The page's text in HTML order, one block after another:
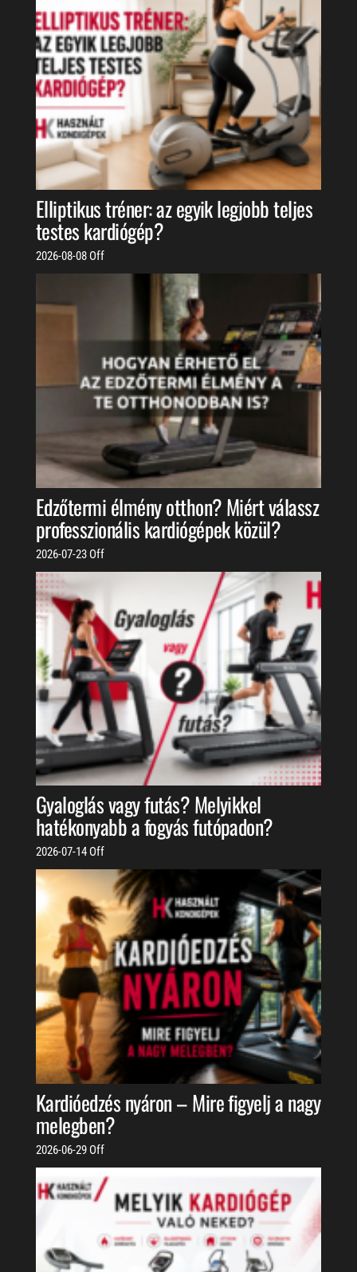
Elliptikus tréner: az egyik legjobb teljes
testes kardiógép?
2026-08-08 Off
Edzőtermi élmény otthon? Miért válassz
professzionális kardiógépek közül?
2026-07-23 Off
Gyaloglás vagy futás? Melyikkel
hatékonyabb a fogyás futópadon?
2026-07-14 Off
Kardióedzés nyáron – Mire figyelj a nagy
melegben?
2026-06-29 Off